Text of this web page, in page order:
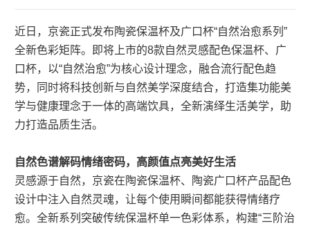
近日，京瓷正式发布陶瓷保温杯及广口杯“自然治愈系列”
全新色彩矩阵。即将上市的8款自然灵感配色保温杯、广
口杯，以“自然治愈”为核心设计理念，融合流行配色趋
势，同时将科技创新与自然美学深度结合，打造集功能美
学与健康理念于一体的高端饮具，全新演绎生活美学，助
力打造品质生活。
自然色谱解码情绪密码，高颜值点亮美好生活
灵感源于自然，京瓷在陶瓷保温杯、陶瓷广口杯产品配色
设计中注入自然灵魂，让每个使用瞬间都能获得情绪疗
愈。全新系列突破传统保温杯单一色彩体系，构建“三阶治